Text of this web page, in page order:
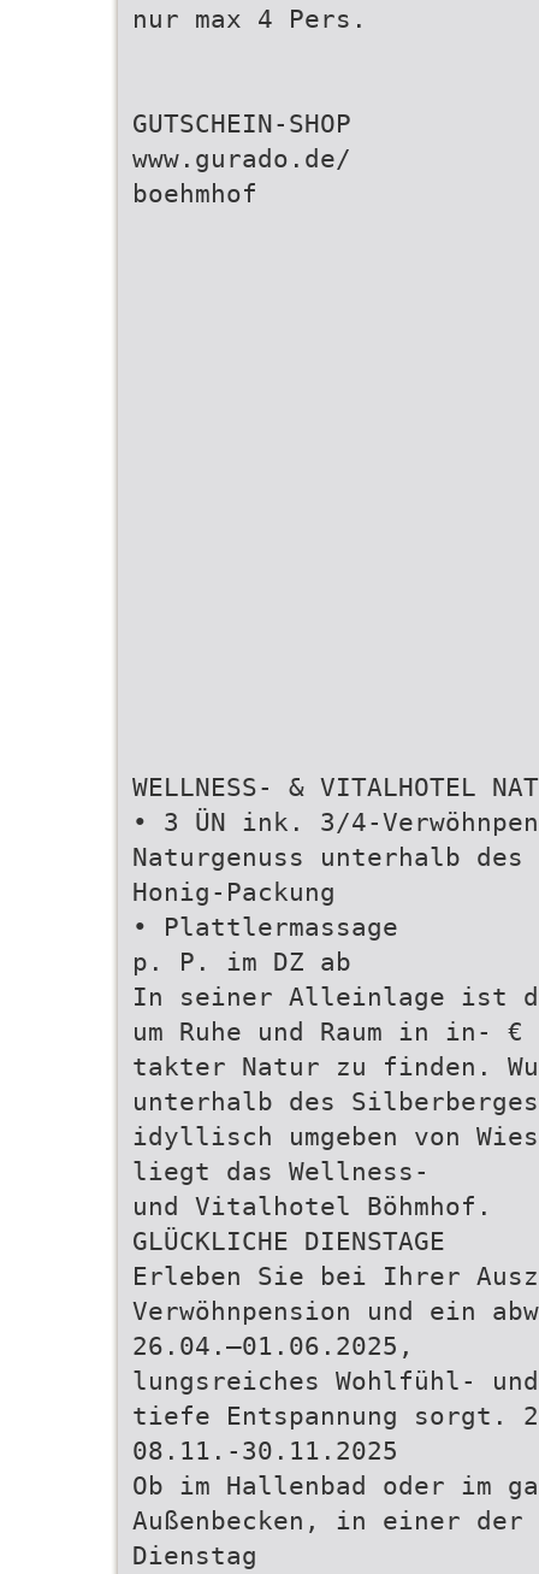
nur max 4 Pers.
GUTSCHEIN-SHOP
www.gurado.de/
boehmhof
WELLNESS- & VITALHOTEL
• 3 ÜN ink. 3/4-
Naturgenuss unterhalb
Honig-Packung
• Plattlermassage
p. P. im DZ ab
In seiner Alleinlage ist
um Ruhe und Raum in in- €
takter Natur zu finden.
unterhalb des
idyllisch umgeben von
liegt das Wellness-
und Vitalhotel Böhmhof.
GLÜCKLICHE DIENSTAGE
Erleben Sie bei Ihrer
Verwöhnpension und ein
26.04.–01.06.2025,
lungsreiches Wohlfühl-
tiefe Entspannung sorgt.
08.11.-30.11.2025
Ob im Hallenbad oder im
Außenbecken, in einer
Dienstag